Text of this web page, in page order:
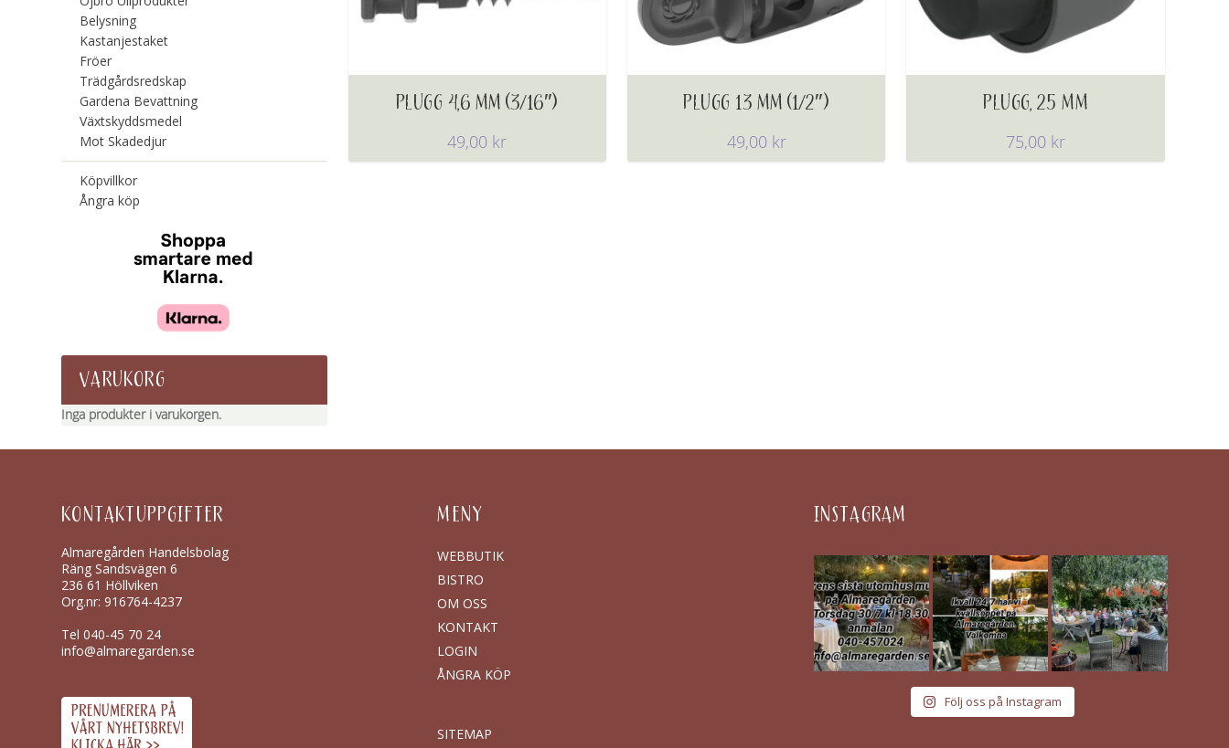
PLUGG 4,6 MM (3/16″)
49,00 kr
PLUGG 13 MM (1/2″)
49,00 kr
PLUGG, 25 MM
75,00 kr
Belysning
Kastanjestaket
Fröer
Trädgårdsredskap
Gardena Bevattning
Växtskyddsmedel
Mot Skadedjur
Köpvillkor
Ångra köp
VARUKORG
Inga produkter i varukorgen.
KONTAKTUPPGIFTER
Almaregården Handelsbolag
Räng Sandsvägen 6
236 61 Höllviken
Org.nr: 916764-4237
Tel040-45 70 24
info@almaregarden.se
MENY
WEBBUTIK
BISTRO
OM OSS
KONTAKT
LOGIN
ÅNGRA KÖP
SITEMAP
INSTAGRAM
Följ oss på Instagram